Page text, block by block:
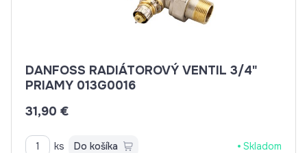
DANFOSS RADIÁTOROVÝ VENTIL 3/4"
PRIAMY 013G0016
31,90 €
ks Do košíka Skladom